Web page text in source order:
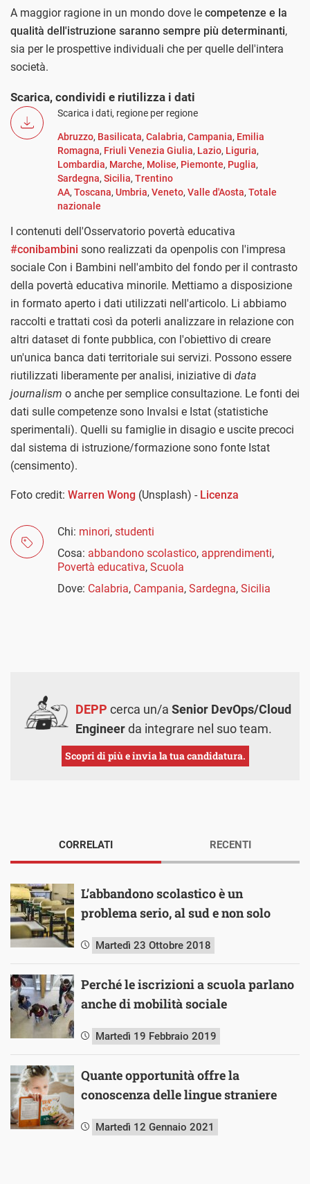
A maggior ragione in un mondo dove le competenze e la
qualità dell'istruzione saranno sempre più determinanti,
sia per le prospettive individuali che per quelle dell'intera
società.
Scarica, condividi e riutilizza i dati
Scarica i dati, regione per regione
Abruzzo, Basilicata, Calabria, Campania, Emilia
Romagna, Friuli Venezia Giulia, Lazio, Liguria,
Lombardia, Marche, Molise, Piemonte, Puglia,
Sardegna, Sicilia, Trentino
AA, Toscana, Umbria, Veneto, Valle d'Aosta, Totale
nazionale
I contenuti dell'Osservatorio povertà educativa
#conibambini sono realizzati da openpolis con l'impresa
sociale Con i Bambini nell'ambito del fondo per il contrasto
della povertà educativa minorile. Mettiamo a disposizione
in formato aperto i dati utilizzati nell'articolo. Li abbiamo
raccolti e trattati così da poterli analizzare in relazione con
altri dataset di fonte pubblica, con l'obiettivo di creare
un'unica banca dati territoriale sui servizi. Possono essere
riutilizzati liberamente per analisi, iniziative di data
journalism o anche per semplice consultazione. Le fonti dei
dati sulle competenze sono Invalsi e Istat (statistiche
sperimentali). Quelli su famiglie in disagio e uscite precoci
dal sistema di istruzione/formazione sono fonte Istat
(censimento).
Foto credit: Warren Wong (Unsplash) - Licenza
Chi: minori, studenti
Cosa: abbandono scolastico, apprendimenti,
Povertà educativa, Scuola
Dove: Calabria, Campania, Sardegna, Sicilia
DEPP cerca un/a Senior DevOps/Cloud
Engineerda integrare nel suo team.
Scopri di più e invia la tua candidatura.
CORRELATI
L’abbandono scolastico è un
problema serio, al sud e non solo
Martedì 23 Ottobre 2018
Perché le iscrizioni a scuola parlano
anche di mobilità sociale
Martedì 19 Febbraio 2019
Quante opportunità offre la
conoscenza delle lingue straniere
Martedì 12 Gennaio 2021
RECENTI